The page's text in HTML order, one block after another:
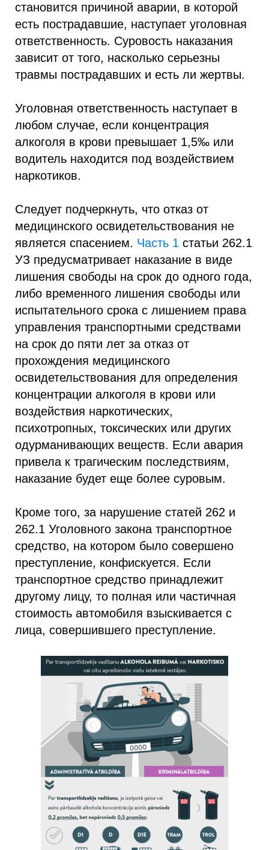
становится причиной аварии, в которой
есть пострадавшие, наступает уголовная
ответственность. Суровость наказания
зависит от того, насколько серьезны
травмы пострадавших и есть ли жертвы.
Уголовная ответственность наступает в
любом случае, если концентрация
алкоголя в крови превышает 1,5‰ или
водитель находится под воздействием
наркотиков.
Следует подчеркнуть, что отказ от
медицинского освидетельствования не
является спасением. Часть 1 статьи 262.1
УЗ предусматривает наказание в виде
лишения свободы на срок до одного года,
либо временного лишения свободы или
испытательного срока с лишением права
управления транспортными средствами
на срок до пяти лет за отказ от
прохождения медицинского
освидетельствования для определения
концентрации алкоголя в крови или
воздействия наркотических,
психотропных, токсических или других
одурманивающих веществ. Если авария
привела к трагическим последствиям,
наказание будет еще более суровым.
Кроме того, за нарушение статей 262 и
262.1 Уголовного закона транспортное
средство, на котором было совершено
преступление, конфискуется. Если
транспортное средство принадлежит
другому лицу, то полная или частичная
стоимость автомобиля взыскивается с
лица, совершившего преступление.